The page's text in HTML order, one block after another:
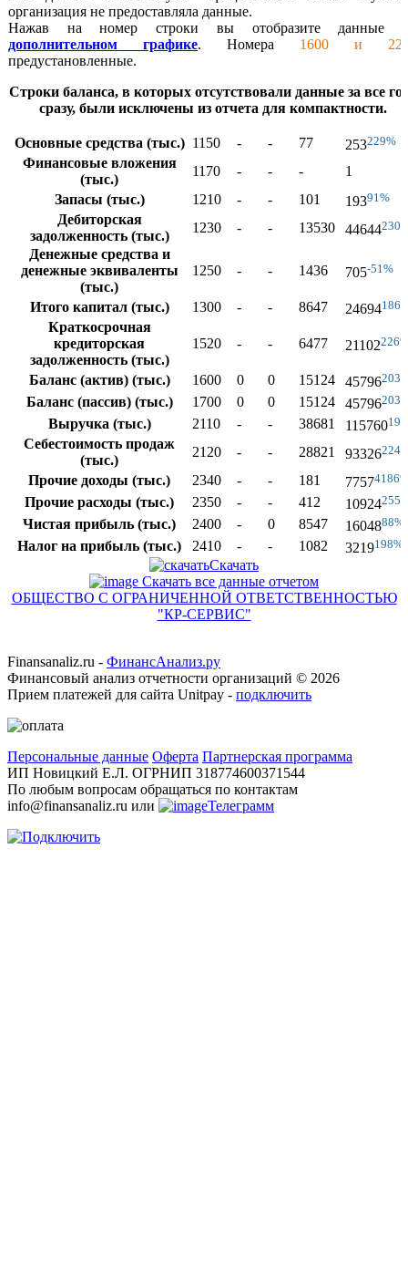
организация не предоставляла данные.
Нажав на номер строки вы отобразите данные
дополнительном графике. Номера 1600 и
предустановленные.
Строки баланса, в которых отсутствовали данные за все
сразу, были исключены из отчета для компактности.
Основные средства (тыс.) 1150 - - 77 253229%
Финансовые вложения
(тыс.)
1170 - - -
1
Запасы (тыс.)
1210 - - 101 19391%
Дебиторская
задолженность (тыс.)
1230 - - 13530 44644
Денежные средства и
денежные эквиваленты
(тыс.)
1250 - - 1436 705-51%
Итого капитал (тыс.) 1300 - - 8647 24694
Краткосрочная
кредиторская
задолженность (тыс.)
1520 - - 6477 21102
Баланс (актив) (тыс.) 1600 0 0 15124 45796
Баланс (пассив) (тыс.) 1700 0 0 15124 45796
Выручка (тыс.) 2110 - - 38681 115760
Себестоимость продаж
(тыс.)
2120 - - 28821 93326
Прочие доходы (тыс.) 2340 - - 181 7757
Прочие расходы (тыс.) 2350 - - 412 10924
Чистая прибыль (тыс.) 2400 - 0 8547 1604888%
Налог на прибыль (тыс.) 2410 - - 1082 3219198%
Скачать
Скачать все данные отчетом
ОБЩЕСТВО С ОГРАНИЧЕННОЙ ОТВЕТСТВЕННОСТЬЮ
"КР-СЕРВИС"
Finansanaliz.ru - ФинанcАнализ.ру
Финансовый анализ отчетности организаций © 2026
Прием платежей для сайта Unitpay - подключить
Персональные данные Оферта Партнерская программа
ИП Новицкий Е.Л. ОГРНИП 318774600371544
По любым вопросам обращаться по контактам
info@finansanaliz.ru или
Телеграмм